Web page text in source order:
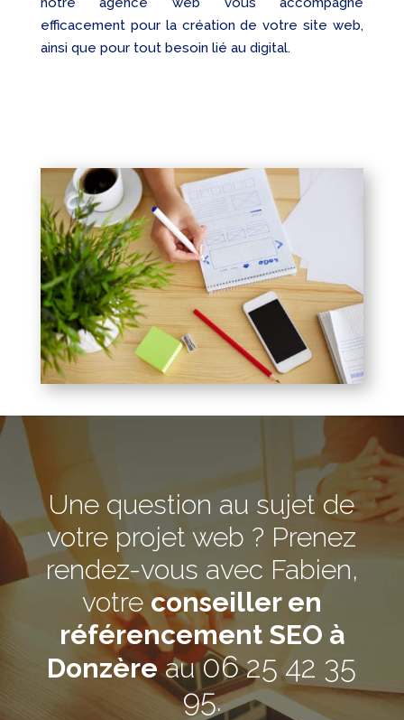
efficacement pour la création de votre site web,
ainsi que pour tout besoin lié au digital.
Une question au sujet de
votre projet web ? Prenez
rendez-vous avec Fabien,
votre conseiller en
référencement SEO à
Donzèreau06 25 42 35
95.